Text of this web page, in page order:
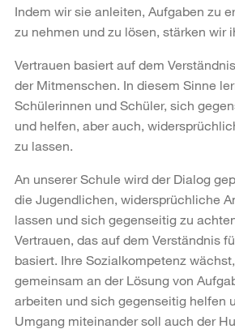
Indem wir sie anleiten, Aufgaben zu
zu nehmen und zu lösen, stärken wir
Vertrauen basiert auf dem
der Mitmenschen. In diesem Sinne
Schülerinnen und Schüler, sich
und helfen, aber auch,
zu lassen.
An unserer Schule wird der Dialog
die Jugendlichen, widersprüchliche
lassen und sich gegenseitig zu
Vertrauen, das auf dem Verständnis
basiert. Ihre Sozialkompetenz
gemeinsam an der Lösung von
arbeiten und sich gegenseitig helfen
Umgang miteinander soll auch der